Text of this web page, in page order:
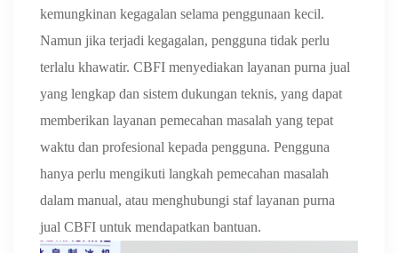
kemungkinan kegagalan selama penggunaan kecil.
Namun jika terjadi kegagalan, pengguna tidak perlu
terlalu khawatir. CBFI menyediakan layanan purna jual
yang lengkap dan sistem dukungan teknis, yang dapat
memberikan layanan pemecahan masalah yang tepat
waktu dan profesional kepada pengguna. Pengguna
hanya perlu mengikuti langkah pemecahan masalah
dalam manual, atau menghubungi staf layanan purna
jual CBFI untuk mendapatkan bantuan.